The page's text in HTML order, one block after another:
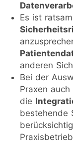
Es ist
anderen
Bei der
Praxen auch
die
bestehende